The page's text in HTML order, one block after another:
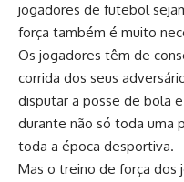
jogadores de futebol
força também é muito
Os jogadores têm de
corrida dos seus
disputar a posse de bola
durante não só toda uma
toda a época desportiva.
Mas o treino de força dos